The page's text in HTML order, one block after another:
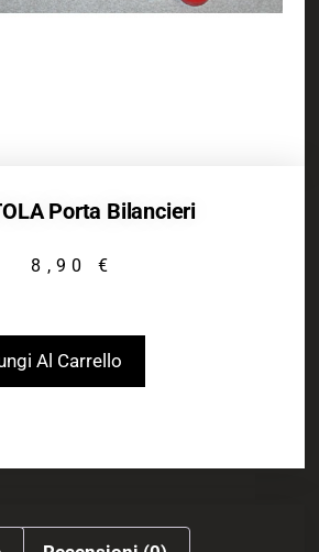
Porta Bilancieri
8,90€
Al Carrello